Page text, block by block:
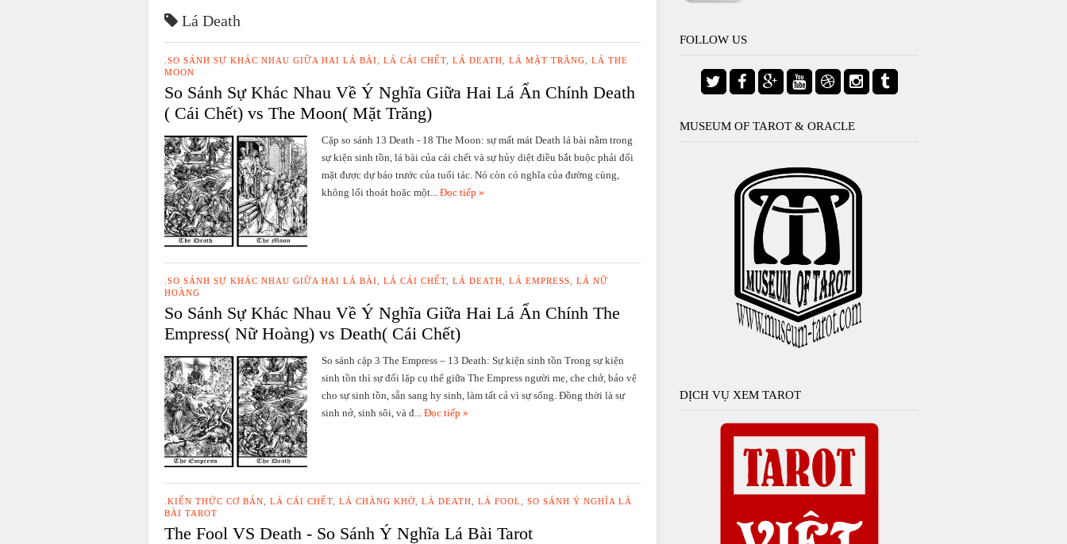
Lá Death
.SO SÁNH SỰ KHÁC NHAU GIỮA HAI LÁ BÀI LÁ CÁI CHẾT LÁ DEATH LÁ MẶT TRĂNG
LÁ THE
MOON
So Sánh Sự Khác Nhau Về Ý Nghĩa Giữa Hai Lá Ẩn Chính Death
( Cái Chết) vs The Moon( Mặt Trăng)
Cặp so sánh 13 Death - 18 The Moon: sự mất mát Death lá bài nằm trong
sự kiện sinh tồn, lá bài của cái chết và sự hủy diệt điều bắt buộc phải đối
mặt được dự báo trước của tuổi tác. Nó còn có nghĩa của đường cùng,
không lối thoát hoặc một...Đọc tiếp »
.SO SÁNH SỰ KHÁC NHAU GIỮA HAI LÁ BÀI LÁ CÁI CHẾT LÁ DEATH LÁ EMPRESS
LÁ NỮ
HOÀNG
So Sánh Sự Khác Nhau Về Ý Nghĩa Giữa Hai Lá Ẩn Chính The
Empress( Nữ Hoàng) vs Death( Cái Chết)
So sánh cặp 3 The Empress – 13 Death: Sự kiện sinh tồn Trong sự kiện
sinh tồn thì sự đối lặp cụ thể giữa The Empress người mẹ, che chở, bảo vệ
cho sự sinh tồn, sẵn sang hy sinh, làm tất cả vì sự sống. Đồng thời là sự
sinh nở, sinh sôi, và đ...Đọc tiếp »
.KIẾN THỨC CƠ BẢN LÁ CÁI CHẾT LÁ CHÀNG KHỜ LÁ DEATH LÁ FOOL
SO SÁNH Ý NGHĨA LÁ
BÀI TAROT
The Fool VS Death - So Sánh Ý Nghĩa Lá Bài Tarot
FOLLOW US
MUSEUM OF TAROT & ORACLE
DỊCH VỤ XEM TAROT